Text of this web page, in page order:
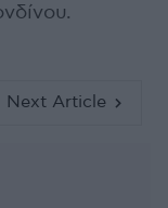
Next Article